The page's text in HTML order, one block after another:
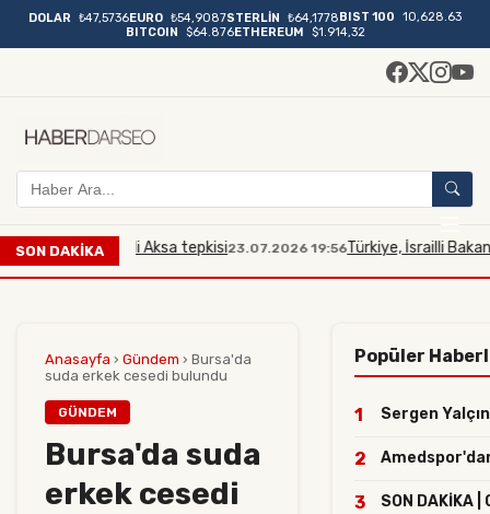
DOLAR ₺47,5736EURO ₺54,9087STERLİN ₺64,1778BIST 100
10,628.63
BITCOIN
$64.876ETHEREUM $1.914,32
SON DAKİKA
Mescidi Aksa tepkisi 23.07.2026 19:56Türkiye, İsrailli Bakan'ın
Anasayfa › Gündem › Bursa'da
suda erkek cesedi bulundu
GÜNDEM
Bursa'da suda
erkek cesedi
Popüler
1 Sergen
2
3 SON